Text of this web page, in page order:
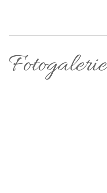
Fotogalerie